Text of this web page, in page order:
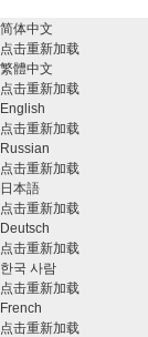
简体中文
点击重新加载
繁體中文
点击重新加载
English
点击重新加载
Russian
点击重新加载
日本語
点击重新加载
Deutsch
点击重新加载
한국 사람
点击重新加载
French
点击重新加载